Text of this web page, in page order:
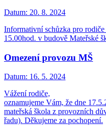
Datum: 20. 8. 2024
Informativní schůzka pro
15.00hod. v budově Mateřské
Omezení provozu MŠ
Datum: 16. 5. 2024
Vážení rodiče,
oznamujeme Vám, že dne
mateřská škola z provozních
řadu). Děkujeme za pochopení.